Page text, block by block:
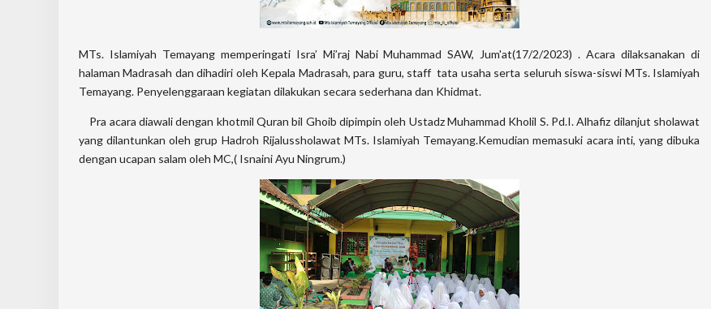
MTs. Islamiyah Temayang memperingati Isra’ Mi’raj Nabi Muhammad SAW, Jum'at(17/2/2023) . Acara dilaksanakan di
halaman Madrasah dan dihadiri oleh Kepala Madrasah, para guru, staff tata usaha serta seluruh siswa-siswi MTs. Islamiyah
Temayang. Penyelenggaraan kegiatan dilakukan secara sederhana dan Khidmat.
Pra acara diawali dengan khotmil Quran bil Ghoib dipimpin oleh Ustadz Muhammad Kholil S. Pd.I. Alhafiz dilanjut sholawat
yang dilantunkan oleh grup Hadroh Rijalussholawat MTs. Islamiyah Temayang.Kemudian memasuki acara inti, yang dibuka
dengan ucapan salam oleh MC,( Isnaini Ayu Ningrum.)